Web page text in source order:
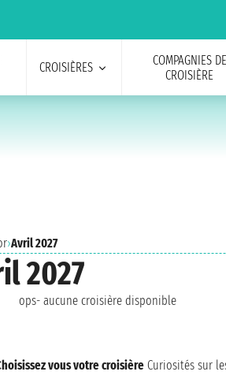
CROISIÈRES
COMPAGNIES DE
CROISIÈRE
›Avril 2027
2027
ops- aucune croisière disponible
vous votre croisière Curiosités sur